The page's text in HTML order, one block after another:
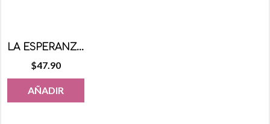
LA ESPERANZA MICROS CARAMEL 400 GRS
$47.90
AÑADIR